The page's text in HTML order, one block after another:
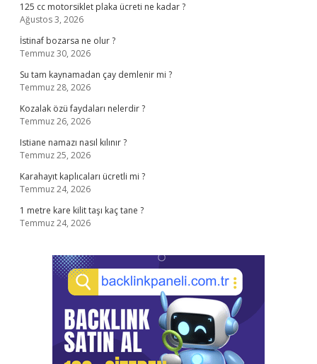
125 cc motorsiklet plaka ücreti ne kadar ?
Ağustos 3, 2026
İstinaf bozarsa ne olur ?
Temmuz 30, 2026
Su tam kaynamadan çay demlenir mi ?
Temmuz 28, 2026
Kozalak özü faydaları nelerdir ?
Temmuz 26, 2026
Istiane namazı nasıl kılınır ?
Temmuz 25, 2026
Karahayıt kaplıcaları ücretli mi ?
Temmuz 24, 2026
1 metre kare kilit taşı kaç tane ?
Temmuz 24, 2026